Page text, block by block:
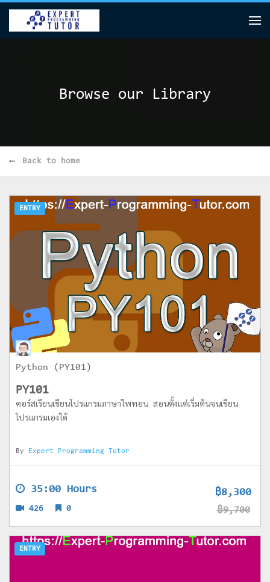
Browse our Library
Back to home
ENTRY
Python (PY101)
PY101
คอร์สเรียนเขียนโปรแกรมภาษาไพทอน สอนตั้งแต่เริ่มต้นจนเขียน
โปรแกรมเองได้
By Expert Programming Tutor
35:00 Hours ฿8,300
฿9,700
426 0
ENTRY